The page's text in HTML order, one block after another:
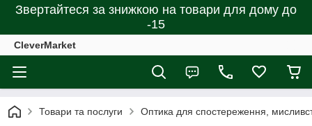
Звертайтеся за знижкою на товари для дому до
-15
CleverMarket
Товари та послуги Оптика для спостереження,